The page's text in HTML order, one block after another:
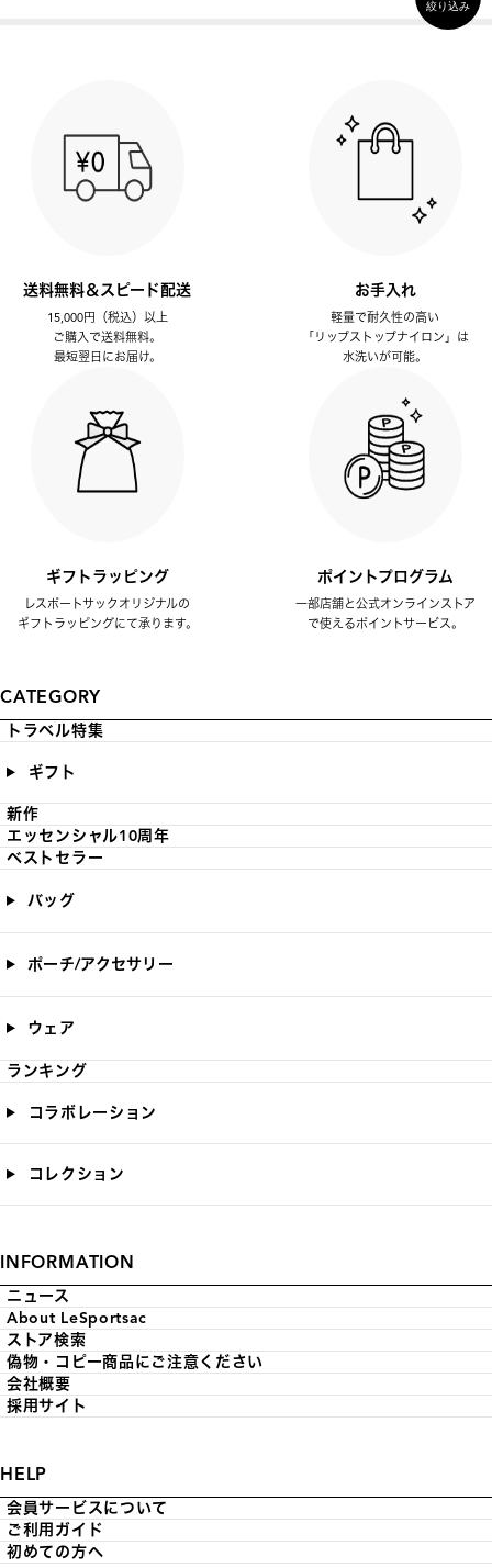
絞り込み
送料無料＆スピード配送
15,000円（税込）以上
ご購入で送料無料。
最短翌日にお届け。
お手入れ
軽量で耐久性の高い
「リップストップナイロン」は
水洗いが可能。
ギフトラッピング
レスポートサックオリジナルの
ギフトラッピングにて承ります。
ポイントプログラム
一部店舗と公式オンラインストア
で使えるポイントサービス。
CATEGORY
トラベル特集
ギフト
新作
エッセンシャル10周年
ベストセラー
バッグ
ポーチ/アクセサリー
ウェア
ランキング
コラボレーション
コレクション
INFORMATION
ニュース
About LeSportsac
ストア検索
偽物・コピー商品にご注意ください
会社概要
採用サイト
HELP
会員サービスについて
ご利用ガイド
初めての方へ